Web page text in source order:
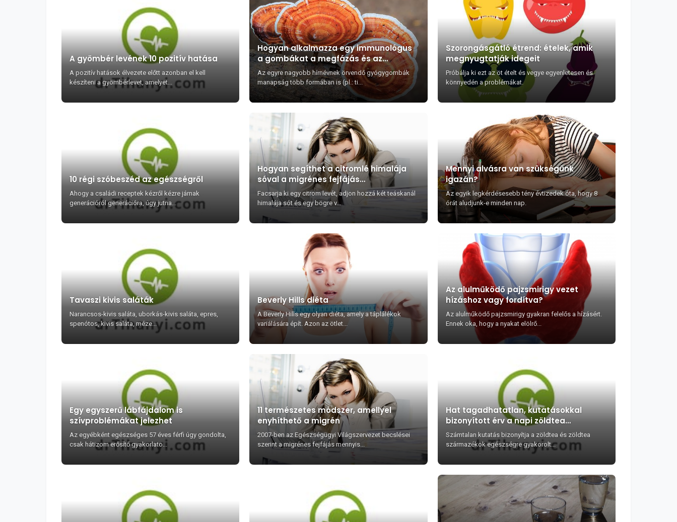
A gyömbér levének 10 pozitív hatása
A pozitív hatások élvezete előtt azonban el kell
készíteni a gyömbérlevet, amelyet...
Hogyan alkalmazza egy immunológus
a gombákat a megfázás és az
influenza ellen?
Az egyre nagyobb hírnévnek örvendő gyógygombák
manapság több formában is (pl.: ti...
Szorongásgátló étrend: ételek, amik
megnyugtatják idegeit
Próbálja ki ezt az öt ételt és vegye egyenletesen és
könnyedén a problémákat.
10 régi szóbeszéd az egészségről
Ahogy a családi receptek kézről kézre járnak
generációról generációra, úgy jutna...
Hogyan segíthet a citromlé himalája
sóval a migrénes fejfájás
megállításában percek alatt?
Facsarja ki egy citrom levét, adjon hozzá két teáskanál
himalája sót és egy bögre v...
Mennyi alvásra van szükségünk
igazán?
Az egyik legkérdésesebb tény évtizedek óta, hogy 8
órát aludjunk-e minden nap.
Tavaszi kivis saláták
Narancsos-kivis saláta, uborkás-kivis saláta, epres,
spenótos, kivis saláta, méze...
Beverly Hills diéta
A Beverly Hills egy olyan diéta, amely a táplálékok
variálására épít. Azon az ötlet...
Az alulműködő pajzsmirigy vezet
hízáshoz vagy fordítva?
Az alulműködő pajzsmirigy gyakran felelős a hízásért.
Ennek oka, hogy a nyakat elölrő...
Egy egyszerű lábfájdalom is
szívproblémákat jelezhet
Az egyébként egészséges 57 éves férfi úgy gondolta,
csak hátizom erősítő gyakorlato...
11 természetes módszer, amellyel
enyhíthető a migrén
2007-ben az Egészségügyi Világszervezet becslései
szerint a migrénes fejfájás mennyis...
Hat tagadhatatlan, kutatásokkal
bizonyított érv a napi zöldtea
fogyasztás mellett
Számtalan kutatás bizonyítja a zöldtea és zöldtea
származékok egészségre gyakorolt...